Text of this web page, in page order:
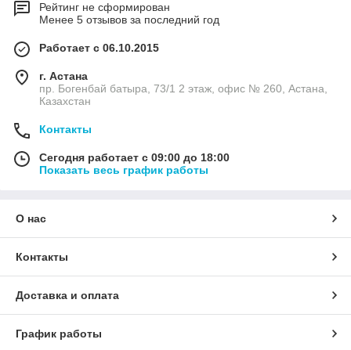
Рейтинг не сформирован
Менее 5 отзывов за последний год
Работает с 06.10.2015
г. Астана
пр. Богенбай батыра, 73/1 2 этаж, офис № 260, Астана,
Казахстан
Контакты
Сегодня работает с 09:00 до 18:00
Показать весь график работы
О нас
Контакты
Доставка и оплата
График работы